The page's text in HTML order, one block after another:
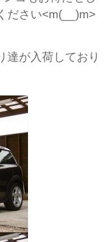
ださい<m(__)m>
達が入荷しており